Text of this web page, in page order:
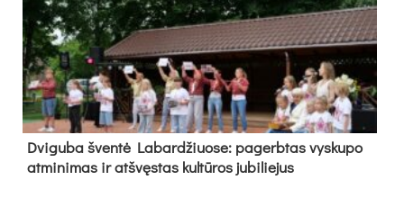
Dvi­gu­ba šven­tė La­bar­džiuo­se: pa­gerb­tas vys­ku­po
at­mi­ni­mas ir at­švęs­tas kul­tū­ros ju­bi­lie­jus